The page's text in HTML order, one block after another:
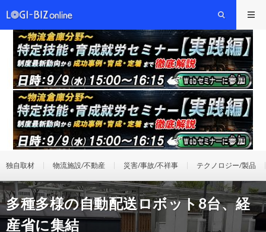
独自取材 物流施設/不動産 災害/事故/不祥事 テクノロジー/製品
多種多様の自動配送ロボット8台、経
産省に集結